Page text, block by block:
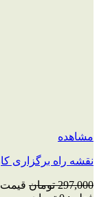
مشاهده
نقشه راه برگزاری
297,000 تومان قیمت اصلی: